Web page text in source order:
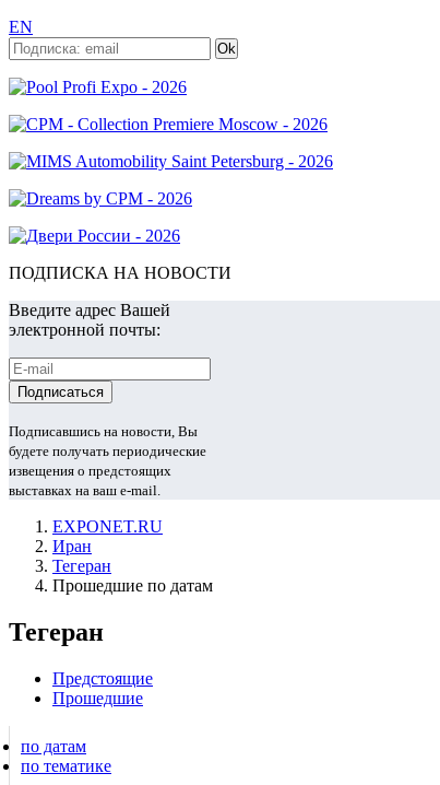
EN
ПОДПИСКА НА НОВОСТИ
Введите адрес Вашей
электронной почты:
Подписавшись на новости, Вы
будете получать периодические
извещения о предстоящих
выставках на ваш e-mail.
EXPONET.RU
Иран
Тегеран
Прошедшие по датам
Тегеран
Предстоящие
Прошедшие
по датам
по тематике